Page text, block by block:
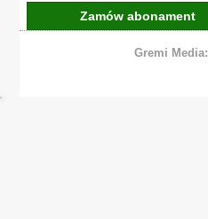
Zamów abonament
Gremi Media: